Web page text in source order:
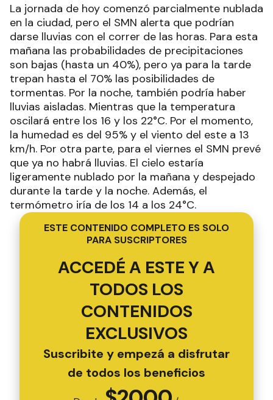
La jornada de hoy comenzó parcialmente nublada
en la ciudad, pero el SMN alerta que podrían
darse lluvias con el correr de las horas. Para esta
mañana las probabilidades de precipitaciones
son bajas (hasta un 40%), pero ya para la tarde
trepan hasta el 70% las posibilidades de
tormentas. Por la noche, también podría haber
lluvias aisladas. Mientras que la temperatura
oscilará entre los 16 y los 22°C. Por el momento,
la humedad es del 95% y el viento del este a 13
km/h. Por otra parte, para el viernes el SMN prevé
que ya no habrá lluvias. El cielo estaría
ligeramente nublado por la mañana y despejado
durante la tarde y la noche. Además, el
termómetro iría de los 14 a los 24°C.
ESTE CONTENIDO COMPLETO ES SOLO
PARA SUSCRIPTORES
ACCEDÉ A ESTE Y A
TODOS LOS
CONTENIDOS
EXCLUSIVOS
Suscribite y empezá a disfrutar
de todos los beneficios